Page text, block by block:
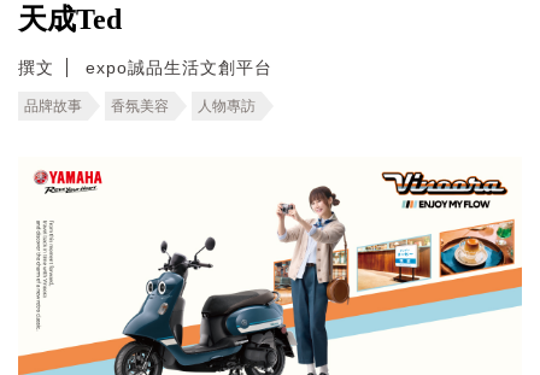
天成Ted
撰文 expo誠品生活文創平台
品牌故事 香氛美容 人物專訪